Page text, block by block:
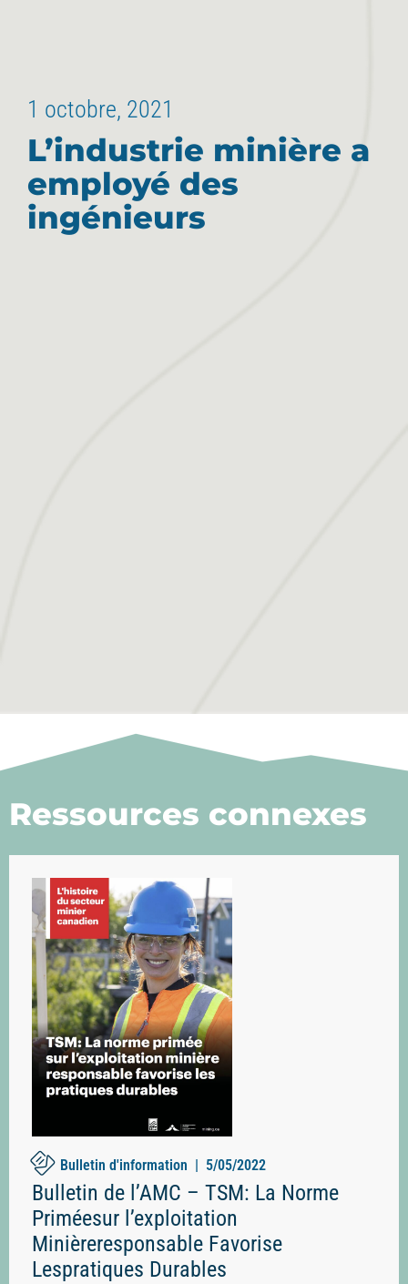
1 octobre, 2021
L’industrie minière a
employé des
ingénieurs
Ressources connexes
Bulletin d'information | 5/05/2022
Bulletin de l’AMC – TSM: La Norme
Priméesur l’exploitation
Minièreresponsable Favorise
Lespratiques Durables